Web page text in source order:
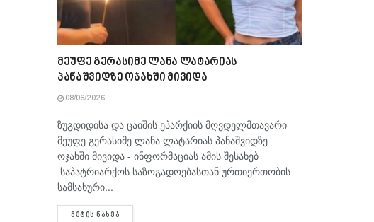
მეუფე გერასიმე ლანა ლატარიას
პანაშვიდზე ოჯახში მივიდა
08/06/2026
ზუგდიდისა და ცაიშის ეპარქიის მღვდელმთავარი
მეუფე გერასიმე ლანა ლატარიას პანაშვიდზე
ოჯახში მივიდა - ინფორმაციას ამის შესახებ
საპატრიარქოს საზოგადოებასთან ურთიერთობის
სამსახური...
ᲛᲔᲢᲘᲡ ᲜᲐᲮᲕᲐ